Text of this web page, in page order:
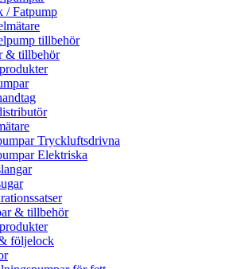
/ Fatpump
tillbehör
& tillbehör
Tryckluftsdrivna
Elektriska
& tillbehör
följelock